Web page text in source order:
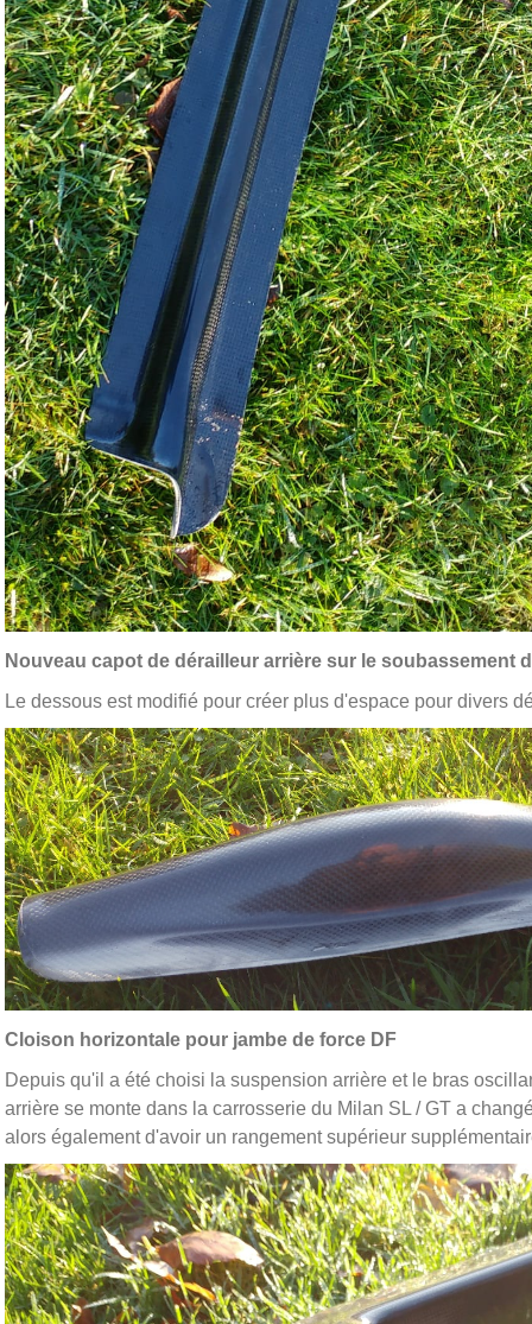
Nouveau capot de dérailleur arrière sur le soubassement
Le dessous est modifié pour créer plus d'espace pour divers
Cloison horizontale pour jambe de force DF
Depuis qu'il a été choisi la suspension arrière et le bras
arrière se monte dans la carrosserie du Milan SL / GT a
alors également d'avoir un rangement supérieur